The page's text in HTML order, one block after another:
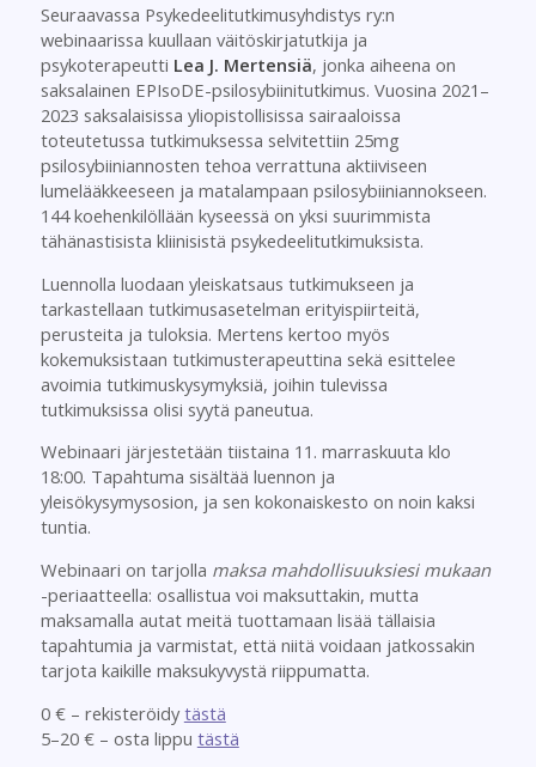
Seuraavassa Psykedeelitutkimusyhdistys ry:n
webinaarissa kuullaan väitöskirjatutkija ja
psykoterapeutti Lea J. Mertensiä, jonka aiheena on
saksalainen EPIsoDE-psilosybiinitutkimus. Vuosina 2021–
2023 saksalaisissa yliopistollisissa sairaaloissa
toteutetussa tutkimuksessa selvitettiin 25mg
psilosybiiniannosten tehoa verrattuna aktiiviseen
lumelääkkeeseen ja matalampaan psilosybiiniannokseen.
144 koehenkilöllään kyseessä on yksi suurimmista
tähänastisista kliinisistä psykedeelitutkimuksista.
Luennolla luodaan yleiskatsaus tutkimukseen ja
tarkastellaan tutkimusasetelman erityispiirteitä,
perusteita ja tuloksia. Mertens kertoo myös
kokemuksistaan tutkimusterapeuttina sekä esittelee
avoimia tutkimuskysymyksiä, joihin tulevissa
tutkimuksissa olisi syytä paneutua.
Webinaari järjestetään tiistaina 11. marraskuuta klo
18:00. Tapahtuma sisältää luennon ja
yleisökysymysosion, ja sen kokonaiskesto on noin kaksi
tuntia.
Webinaari on tarjolla maksa mahdollisuuksiesi mukaan
-periaatteella: osallistua voi maksuttakin, mutta
maksamalla autat meitä tuottamaan lisää tällaisia
tapahtumia ja varmistat, että niitä voidaan jatkossakin
tarjota kaikille maksukyvystä riippumatta.
0 € – rekisteröidytästä
5–20 € – osta lippu tästä